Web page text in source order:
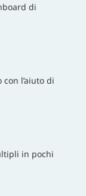
di
l’aiuto di
in pochi